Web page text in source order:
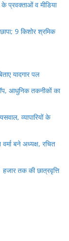
के प्रवक्ताओं व मीडिया
9 किशोर श्रमिक
यादगार पल
आधुनिक तकनीकों का
व्यापारियों के
बने अध्यक्ष, रचित
तक की छात्रवृत्ति